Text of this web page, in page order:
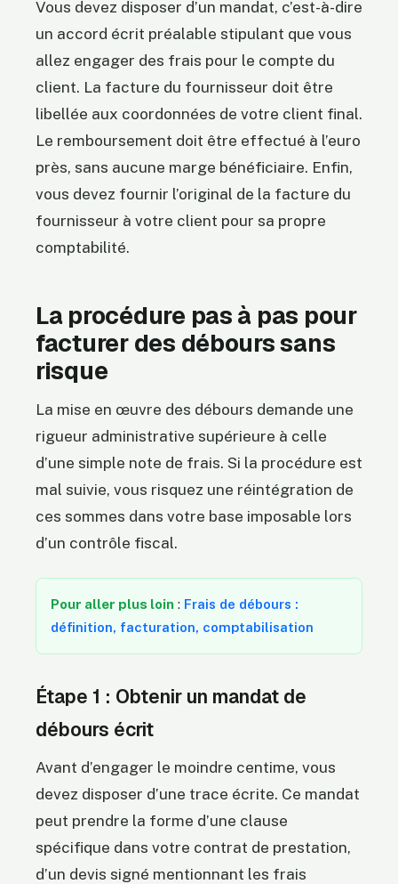
Vous devez disposer d’un mandat, c’est-à-dire
un accord écrit préalable stipulant que vous
allez engager des frais pour le compte du
client. La facture du fournisseur doit être
libellée aux coordonnées de votre client final.
Le remboursement doit être effectué à l’euro
près, sans aucune marge bénéficiaire. Enfin,
vous devez fournir l’original de la facture du
fournisseur à votre client pour sa propre
comptabilité.
La procédure pas à pas pour
facturer des débours sans
risque
La mise en œuvre des débours demande une
rigueur administrative supérieure à celle
d’une simple note de frais. Si la procédure est
mal suivie, vous risquez une réintégration de
ces sommes dans votre base imposable lors
d’un contrôle fiscal.
Pour aller plus loin : Frais de débours :
définition, facturation, comptabilisation
Étape 1 : Obtenir un mandat de
débours écrit
Avant d’engager le moindre centime, vous
devez disposer d’une trace écrite. Ce mandat
peut prendre la forme d’une clause
spécifique dans votre contrat de prestation,
d’un devis signé mentionnant les frais